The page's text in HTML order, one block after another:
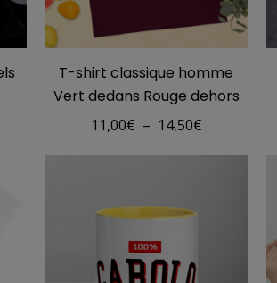
T-shirt classique homme
Vert dedans Rouge dehors
11,00€ – 14,50€Plage